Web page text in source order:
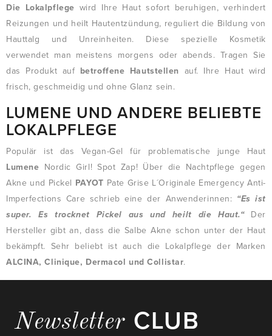
Die Lokalpflege wird Ihre Haut sofort beruhigen, verhindert
Reizungen und heilt Hautentzündung, reguliert die Bildung von
Hauttalg und Unreinheiten. Diese spezielle Kosmetik
verwendet man meistens morgens oder abends. Tragen Sie
das Produkt auf betroffene Hautstellen auf. Ihre Haut wird
frisch, geschmeidig und ohne Glanz sein.
LUMENE UND ANDERE BELIEBTE
LOKALPFLEGE
Populär ist das Vegan-Gel für problematische junge Haut
Lumene Nordic Girl! Spot Zap! Über die Nachtpflege gegen
Akne und Pickel PAYOT Pate Grise L´Originale Emergency Anti-
Imperfections Care schrieb eine der Anwenderinnen: “Es ist
super. Es trocknet Pickel aus und heilt die Haut.“Der
Hersteller gibt an, dass die Salbe Akne schon unter der Haut
bekämpft. Sehr beliebt ist auch die Lokalpflege der Marken
ALCINA, Clinique, Dermacol und Collistar.
Newsletter CLUB